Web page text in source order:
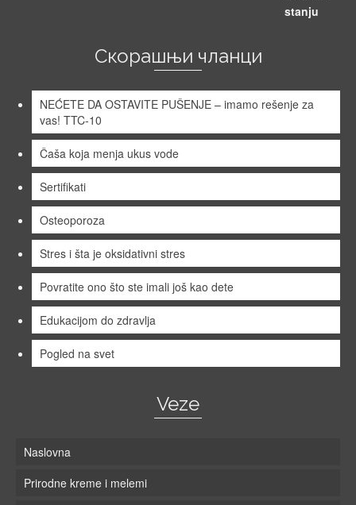
Скорашњи чланци
NEĆETE DA OSTAVITE PUŠENJE – imamo rešenje za
vas! TTC-10
Čaša koja menja ukus vode
Sertifikati
Osteoporoza
Stres i šta je oksidativni stres
Povratite ono što ste imali još kao dete
Edukacijom do zdravlja
Pogled na svet
Veze
Naslovna
Prirodne kreme i melemi